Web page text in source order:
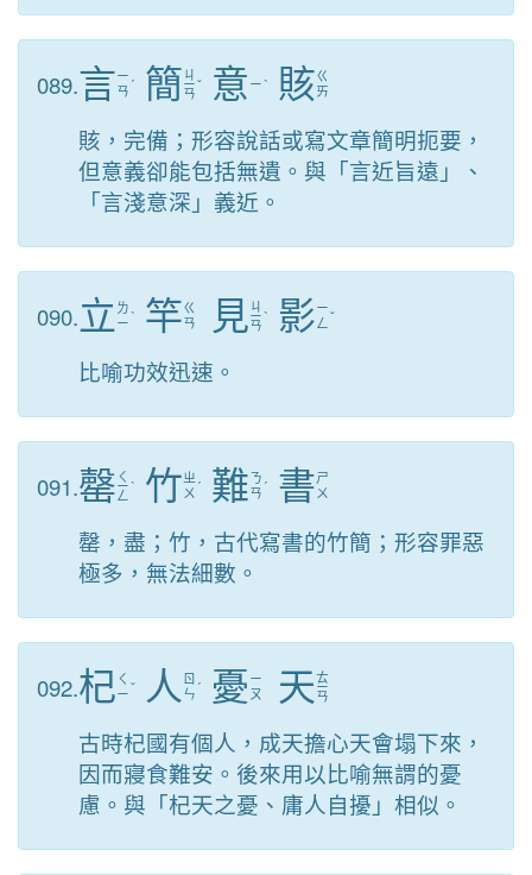
089.言ㄧ
ㄢ ˊ 簡 ㄐ
ㄧ
ㄢ
ˇ 意 ㄧˋ 賅ㄍ
ㄞ
賅，完備；形容說話或寫文章簡明扼要，
但意義卻能包括無遺。與「言近旨遠」、
「言淺意深」義近。
090.立 ㄌ
ㄧˋ 竿ㄍ
ㄢ
見 ㄐ
ㄧ
ㄢ
ˋ 影ㄧ
ㄥ ˇ
比喻功效迅速。
091.罄 ㄑ
ㄧ
ㄥ
ˋ 竹ㄓ
ㄨ ˊ 難ㄋ
ㄢ ˊ 書ㄕ
ㄨ
罄，盡；竹，古代寫書的竹簡；形容罪惡
極多，無法細數。
092.杞 ㄑ
ㄧˇ 人 ㄖ
ㄣ ˊ 憂 ㄧ
ㄡ
天ㄊ
ㄧ
ㄢ
古時杞國有個人，成天擔心天會塌下來，
因而寢食難安。後來用以比喻無謂的憂
慮。與「杞天之憂、庸人自擾」相似。